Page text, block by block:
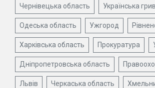
Чернівецька область Українська
Одеська область Ужгород
Харківська область Прокуратура
Дніпропетровська область
Львів Черкаська область